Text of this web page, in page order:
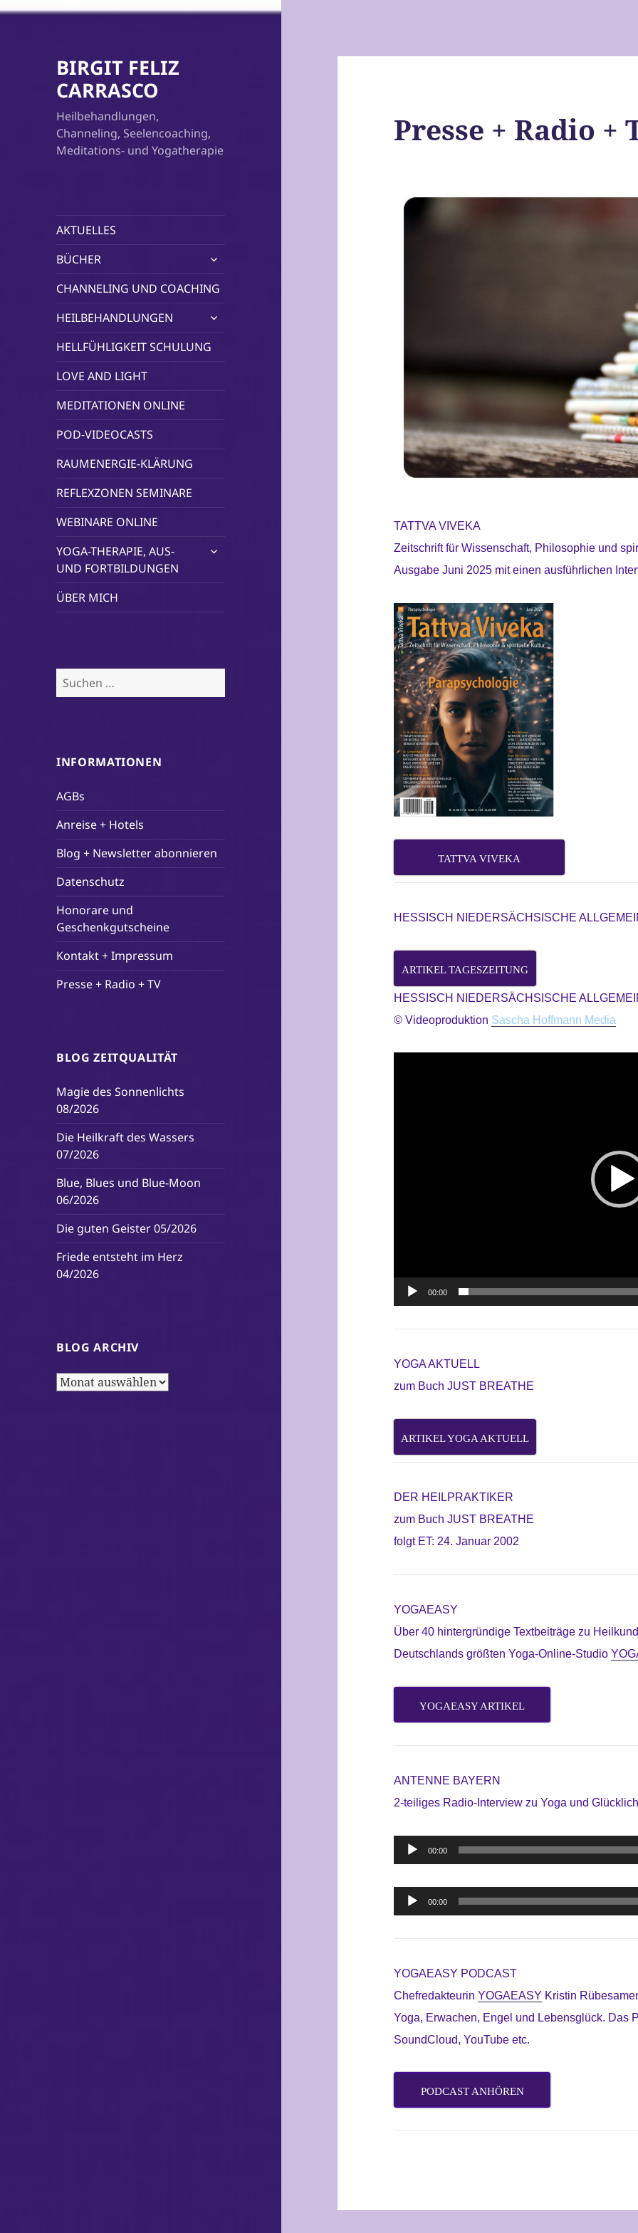
BIRGIT FELIZ
CARRASCO
Heilbehandlungen,
Channeling, Seelencoaching,
Meditations- und Yogatherapie
AKTUELLES
BÜCHER
untermenü
CHANNELING UND COACHING
HEILBEHANDLUNGEN
untermenü
öffnen
HELLFÜHLIGKEIT SCHULUNG
LOVE AND LIGHT
MEDITATIONEN ONLINE
POD-VIDEOCASTS
RAUMENERGIE-KLÄRUNG
REFLEXZONEN SEMINARE
WEBINARE ONLINE
YOGA-THERAPIE, AUS-
UND FORTBILDUNGEN
untermenü
ÜBER MICH
Suchen
nach:
INFORMATIONEN
AGBs
Anreise + Hotels
Blog + Newsletter abonnieren
Datenschutz
Honorare und
Geschenkgutscheine
Kontakt + Impressum
Presse + Radio + TV
BLOG ZEITQUALITÄT
Magie des Sonnenlichts
08/2026
Die Heilkraft des Wassers
07/2026
Blue, Blues und Blue-Moon
06/2026
Die guten Geister 05/2026
Friede entsteht im Herz
04/2026
BLOG ARCHIV
Blog
Presse + Radio +
TATTVA VIVEKA
Zeitschrift für Wissenschaft, Philosophie und
Ausgabe Juni 2025 mit einen ausführlichen
TATTVA VIVEKA
HESSISCH NIEDERSÄCHSISCHE
ARTIKEL TAGESZEITUNG
HESSISCH NIEDERSÄCHSISCHE
© Videoproduktion Sascha Hoffmann Media
00:00
YOGA AKTUELL
zum Buch JUST BREATHE
ARTIKEL YOGA AKTUELL
DER HEILPRAKTIKER
zum Buch JUST BREATHE
folgt ET: 24. Januar 2002
YOGAEASY
Über 40 hintergründige Textbeiträge zu
Deutschlands größten Yoga-Online-Studio
YOGAEASY ARTIKEL
ANTENNE BAYERN
2-teiliges Radio-Interview zu Yoga und
Audio-
Player
00:00
Audio-
Player
00:00
YOGAEASY PODCAST
ChefredakteurinYOGAEASY Kristin
Yoga, Erwachen, Engel und Lebensglück. Das
SoundCloud, YouTube etc.
PODCAST ANHÖREN